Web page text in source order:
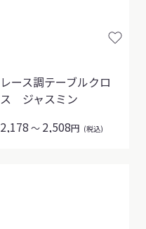
レース調テーブルクロ
ス ジャスミン
2,178 ～ 2,508円 (税込)